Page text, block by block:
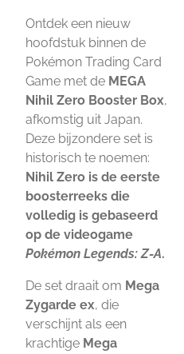
Ontdek een nieuw
hoofdstuk binnen de
Pokémon Trading Card
Game met de MEGA
Nihil Zero Booster Box,
afkomstig uit Japan.
Deze bijzondere set is
historisch te noemen:
Nihil Zero is de eerste
boosterreeks die
volledig is gebaseerd
op de videogame
Pokémon Legends: Z-A.
De set draait om Mega
Zygarde ex, die
verschijnt als een
krachtige Mega